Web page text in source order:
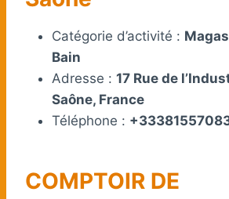
Catégorie d’activité :
Bain
Adresse : 17 Rue de
Saône, France
Téléphone :
COMPTOIR DE